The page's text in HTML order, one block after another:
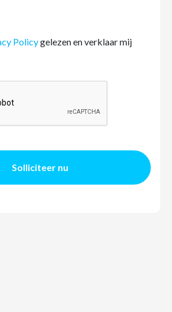
Policygelezen en verklaar mij
Solliciteer nu